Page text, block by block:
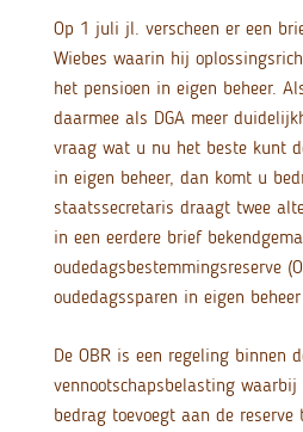
Op 1 juli jl. verscheen er een
Wiebes waarin hij
het pensioen in eigen beheer.
daarmee als DGA meer
vraag wat u nu het beste kunt
in eigen beheer, dan komt u
staatssecretaris draagt twee
in een eerdere brief
oudedagsbestemmingsreserve
oudedagssparen in eigen beheer
De OBR is een regeling binnen
vennootschapsbelasting
bedrag toevoegt aan de